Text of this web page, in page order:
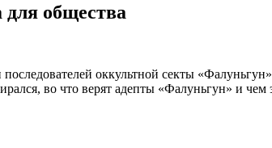
общества
оккультной секты
во что верят адепты «Фалуньгун» и чем